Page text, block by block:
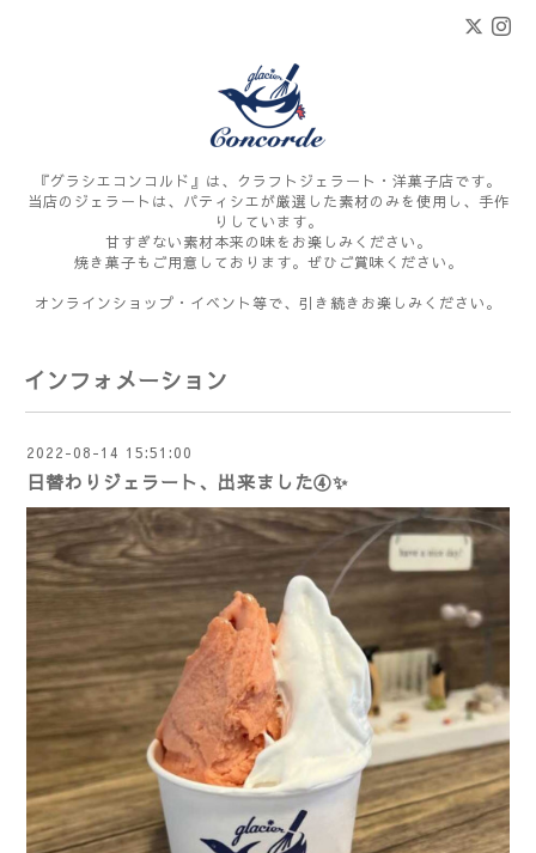
『グラシエコンコルド』は、クラフトジェラート・洋菓子店です。
当店のジェラートは、パティシエが厳選した素材のみを使用し、手作
りしています。
甘すぎない素材本来の味をお楽しみください。
焼き菓子もご用意しております。ぜひご賞味ください。
オンラインショップ・イベント等で、引き続きお楽しみください。
インフォメーション
2022-08-14 15:51:00
日替わりジェラート、出来ました④✨